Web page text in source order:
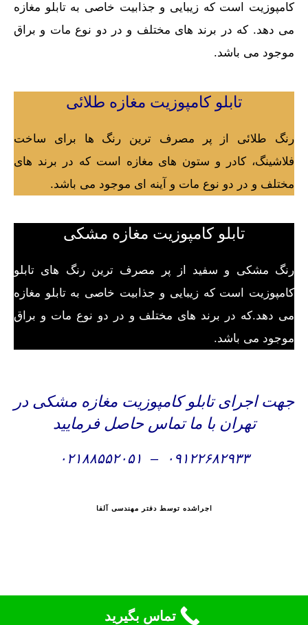
کامپوزیت است که زیبایی و جذابیت خاصی به تابلو مغازه
می دهد. که در برند های مختلف و در دو نوع مات و براق
موجود می باشد.
تابلو کامپوزیت مغازه طلائی
رنگ طلائی از پر مصرف ترین رنگ ها برای ساخت
فلاشینگ، کادر و ستون های مغازه است که در برند های
مختلف و در دو نوع مات و آینه ای موجود می باشد.
تابلو کامپوزیت مغازه مشکی
رنگ مشکی و سفید از پر مصرف ترین رنگ های تابلو
کامپوزیت است که زیبایی و جذابیت خاصی به تابلو مغازه
می دهد.که در برند های مختلف و در دو نوع مات و براق
موجود می باشد.
جهت اجرای تابلو کامپوزیت مغازه مشکی در
تهران با ما تماس حاصل فرمایید
۰۹۱۲۲۶۸۲۹۳۳ – ۰۲۱۸۸۵۵۲۰۵۱
اجراشده توسط دفتر مهندسی آلفا
تماس بگیرید